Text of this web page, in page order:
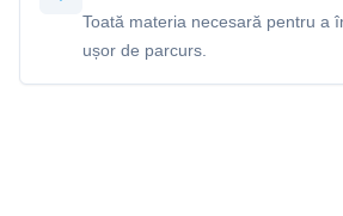
Toată materia necesară pentru a
ușor de parcurs.